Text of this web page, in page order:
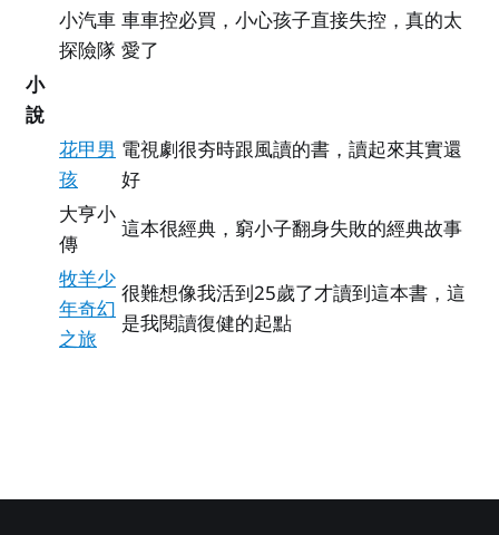
小汽車
探險隊
車車控必買，小心孩子直接失控，真的太
愛了
小
說
花甲男
孩
電視劇很夯時跟風讀的書，讀起來其實還
好
大亨小
傳
這本很經典，窮小子翻身失敗的經典故事
牧羊少
年奇幻
之旅
很難想像我活到25歲了才讀到這本書，這
是我閱讀復健的起點